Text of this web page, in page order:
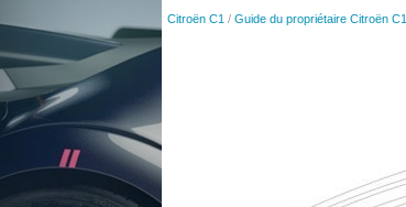
Citroën C1 / Guide du propriétaire Citroën C1